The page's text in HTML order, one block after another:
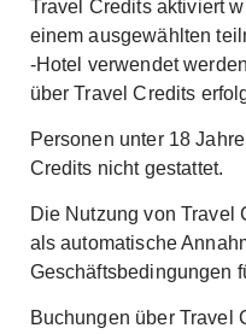
Travel Credits aktiviert
einem ausgewählten
-Hotel verwendet
über Travel Credits
Personen unter 18
Credits nicht gestattet.
Die Nutzung von Travel
als automatische
Geschäftsbedingungen
Buchungen über Travel